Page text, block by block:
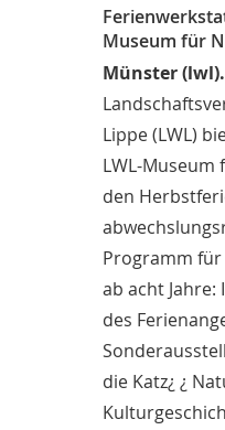
Museum für
Münster (lwl).
Lippe (LWL)
LWL-
den
Programm
ab acht
des
die Katz¿ ¿